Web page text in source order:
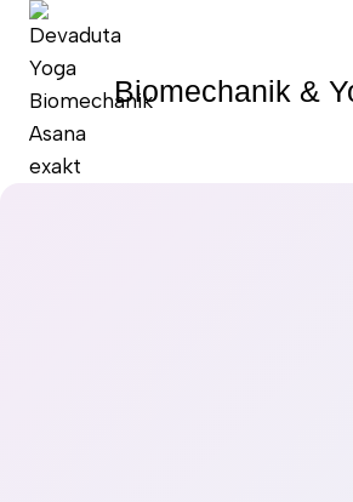
Zum
Inhalt
springen
Biomechanik &